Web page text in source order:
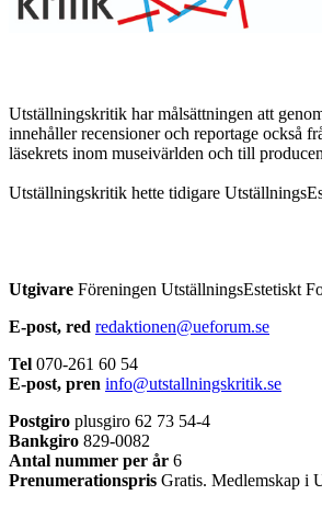
Utställningskritik har målsättningen att
innehåller recensioner och reportage också
läsekrets inom museivärlden och till
Utställningskritik hette tidigare
Utgivare Föreningen UtställningsEstetiskt
E-post, red redaktionen@ueforum.se
Tel 070-261 60 54
E-post, pren info@utstallningskritik.se
Postgiro plusgiro 62 73 54-4
Bankgiro 829-0082
Antal nummer per år 6
Prenumerationspris Gratis. Medlemskap i